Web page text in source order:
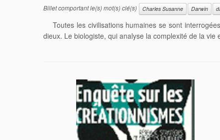
Billet comportant le(s) mot(s) clé(s) Charles Susanne Darwin
Toutes les civilisations humaines se sont
dieux. Le biologiste, qui analyse la complexité de la